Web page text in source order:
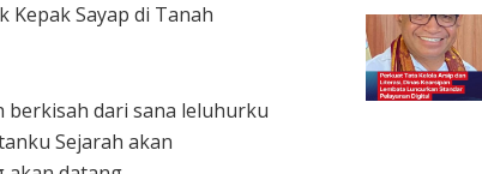
Sayap di Tanah
berkisah dari sana leluhurku
Sejarah akan